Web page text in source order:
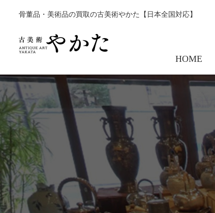
骨董品・美術品の買取の古美術やかた【日本全国対応】
HOME